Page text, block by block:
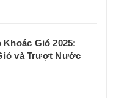
Gió 2025:
và Trượt Nước